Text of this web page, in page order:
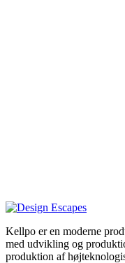
Kellpo er en moderne
med udvikling og
produktion af